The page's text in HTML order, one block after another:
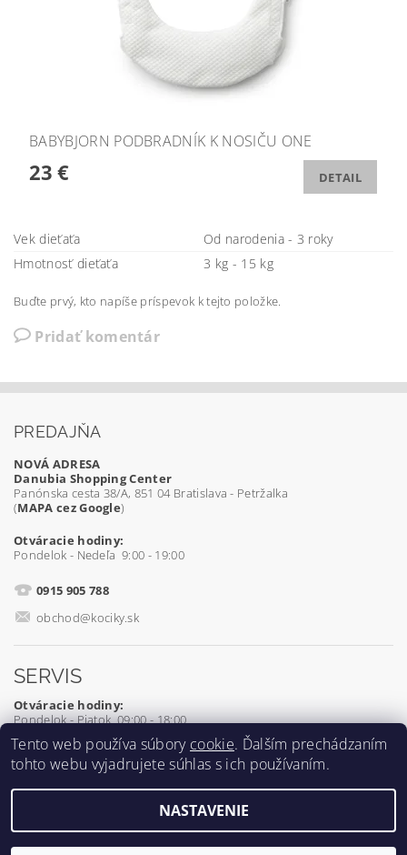
BABYBJORN PODBRADNÍK K NOSIČU ONE
23 € DETAIL
Vek dieťaťa
Od narodenia - 3 roky
Hmotnosť dieťaťa
3 kg - 15 kg
Buďte prvý, kto napíše príspevok k tejto položke.
Pridať komentár
PREDAJŇA
NOVÁ ADRESA
Danubia Shopping Center
Panónska cesta 38/A, 851 04 Bratislava - Petržalka
(MAPA cez Google)
Otváracie hodiny:
Pondelok - Nedeľa 9:00 - 19:00
0915 905 788
obchod@kociky.sk
SERVIS
Otváracie hodiny:
Pondelok - Piatok 09:00 - 18:00
0905 539 927
2026 ©Kociky.sk, všetky práva vyhradené
Tento web používa súbory cookie. Ďalším prechádzaním
tohto webu vyjadrujete súhlas s ich používaním.
NASTAVENIE